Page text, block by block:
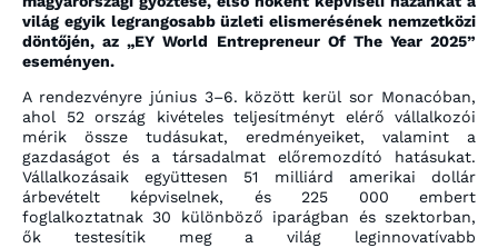
világ egyik legrangosabb üzleti elismerésének nemzetközi
döntőjén, az „EY World Entrepreneur Of The Year 2025”
eseményen.
A rendezvényre június 3–6. között kerül sor Monacóban,
ahol 52 ország kivételes teljesítményt elérő vállalkozói
mérik össze tudásukat, eredményeiket, valamint a
gazdaságot és a társadalmat előremozdító hatásukat.
Vállalkozásaik együttesen 51 milliárd amerikai dollár
árbevételt képviselnek, és 225 000 embert
foglalkoztatnak 30 különböző iparágban és szektorban,
ők testesítik meg a világ leginnovatívabb